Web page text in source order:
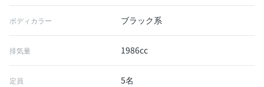
ボディカラー ブラック系
排気量 1986cc
定員 5名